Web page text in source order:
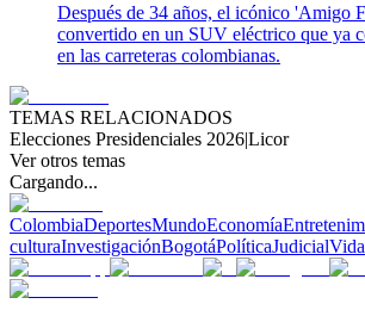
Después de 34 años, el icónico 'Amigo
convertido en un SUV eléctrico que ya
en las carreteras colombianas.
TEMAS RELACIONADOS
Elecciones Presidenciales 2026|Licor
Ver otros temas
Cargando...
ColombiaDeportesMundoEconomía
culturaInvestigaciónBogotáPolíticaJudicial